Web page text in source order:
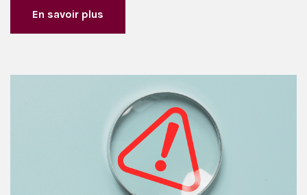
En savoir plus